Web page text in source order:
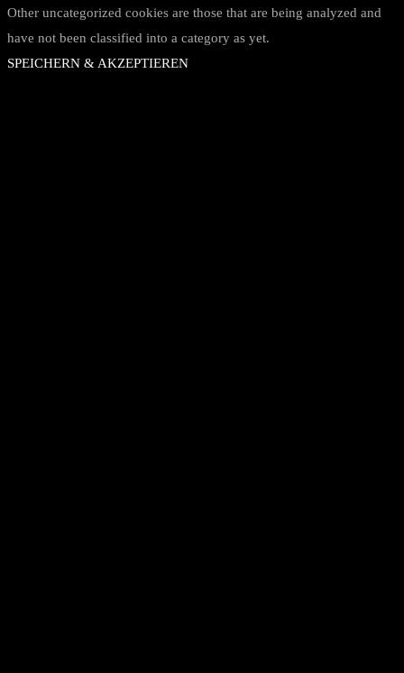
Other uncategorized cookies are those that are being analyzed and
have not been classified into a category as yet.
SPEICHERN & AKZEPTIEREN